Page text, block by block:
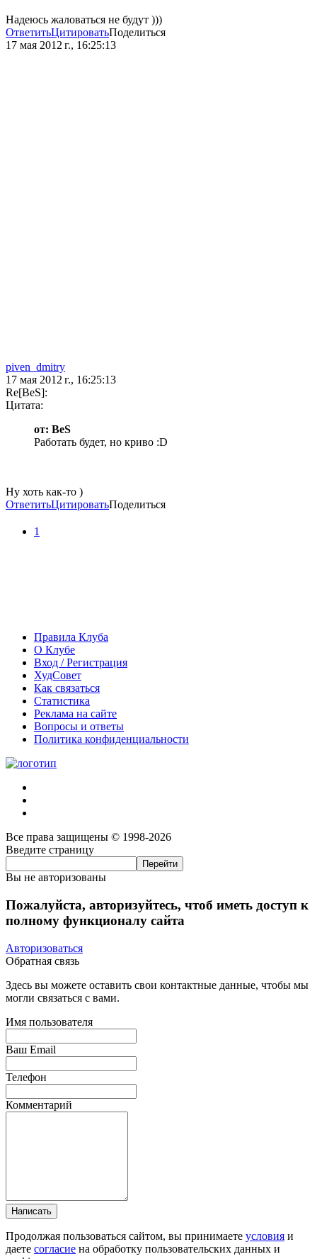
Надеюсь жаловаться не будут )))
ОтветитьЦитироватьПоделиться
17 мая 2012 г., 16:25:13
piven_dmitry
17 мая 2012 г., 16:25:13
Re[BeS]:
Цитата:
от: BeS
Работать будет, но криво :D
Ну хоть как-то )
ОтветитьЦитироватьПоделиться
1
Правила Клуба
О Клубе
Вход / Регистрация
ХудСовет
Как связаться
Статистика
Реклама на сайте
Вопросы и ответы
Политика конфиденциальности
Все права защищены © 1998-2026
Введите страницу
Вы не авторизованы
Пожалуйста, авторизуйтесь, чтоб иметь доступ к
полному функционалу сайта
Авторизоваться
Обратная связь
Здесь вы можете оставить свои контактные данные, чтобы мы
могли связаться с вами.
Имя пользователя
Ваш Email
Телефон
Комментарий
Написать
Продолжая пользоваться сайтом, вы принимаете условия и
даете согласие на обработку пользовательских данных и